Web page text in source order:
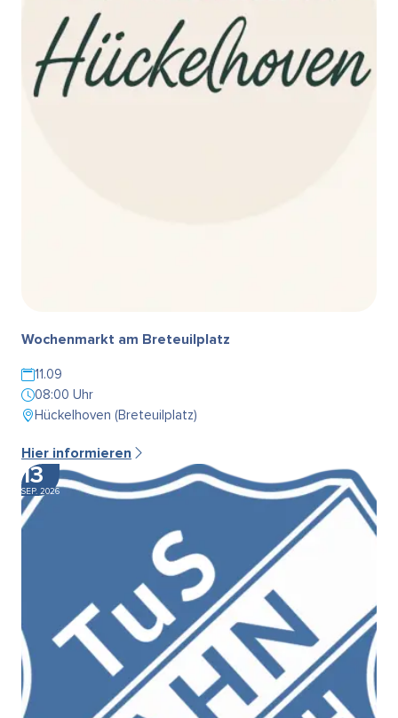
Wochenmarkt am Breteuilplatz
11.09
08:00 Uhr
Hückelhoven (Breteuilplatz)
Hier informieren
13
SEP. 2026